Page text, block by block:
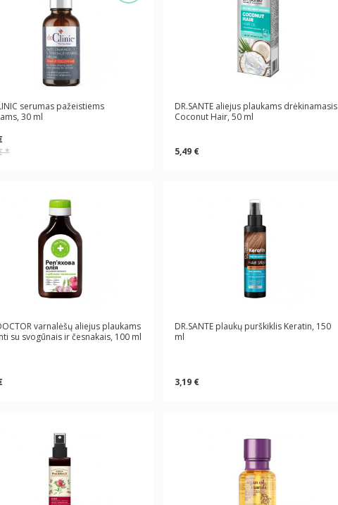
serumas pažeistiems
30 ml
*
DR.SANTE aliejus plaukams drėkinamasis
Coconut Hair, 50 ml
5,49 €
varnalėšų aliejus plaukams
su svogūnais ir česnakais, 100 ml
DR.SANTE plaukų purškiklis Keratin, 150
ml
3,19 €